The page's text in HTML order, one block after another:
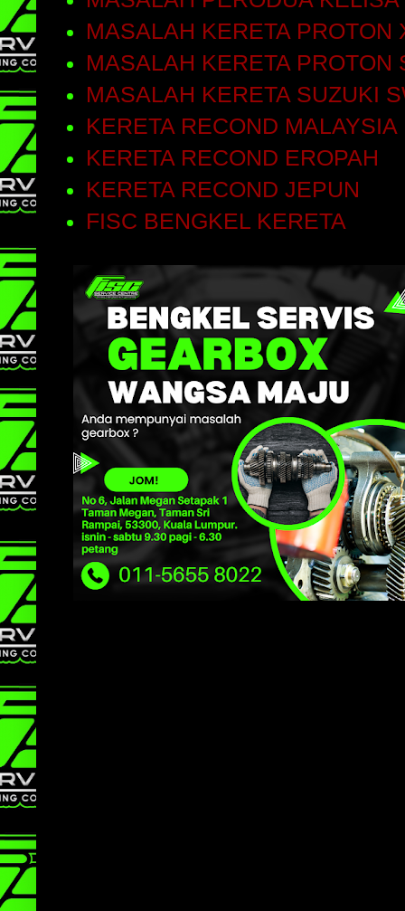
MASALAH KERETA PROTON
MASALAH KERETA PROTON
MASALAH KERETA SUZUKI
KERETA RECOND MALAYSIA
KERETA RECOND EROPAH
KERETA RECOND JEPUN
FISC BENGKEL KERETA